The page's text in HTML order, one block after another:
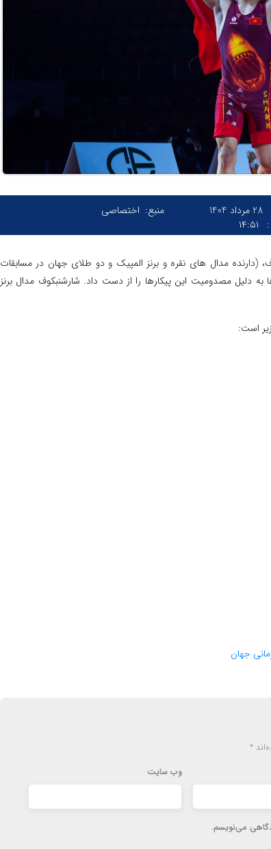
28 مرداد 1404
۱۴:۵۱
منبع: اختصاصی
مدال های نقره و برنز المپیک و دو طلای جهان در مسابقات
به دلیل مصدومیت این پیکارها را از دست داد. شارشنبکوف مدال برنز
جهان
*
وب‌ سایت
می‌نویسم.
از